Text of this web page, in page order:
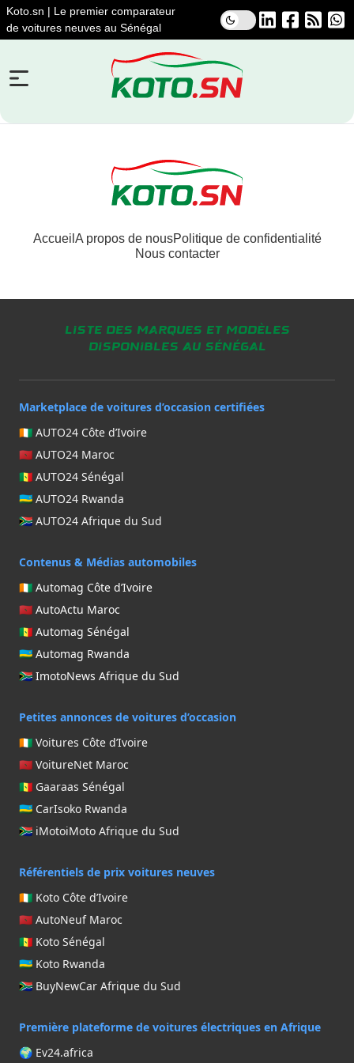
Koto.sn | Le premier comparateur
de voitures neuves au Sénégal
Accueil A propos de nousPolitique de confidentialité
Nous contacter
Liste des marques et modèles
disponibles au Sénégal
Marketplace de voitures d’occasion certifiées
🇨🇮 AUTO24 Côte d’Ivoire
🇲🇦 AUTO24 Maroc
🇸🇳 AUTO24 Sénégal
🇷🇼 AUTO24 Rwanda
🇿🇦 AUTO24 Afrique du Sud
Contenus & Médias automobiles
🇨🇮 Automag Côte d’Ivoire
🇲🇦 AutoActu Maroc
🇸🇳 Automag Sénégal
🇷🇼 Automag Rwanda
🇿🇦 ImotoNews Afrique du Sud
Petites annonces de voitures d’occasion
🇨🇮 Voitures Côte d’Ivoire
🇲🇦 VoitureNet Maroc
🇸🇳 Gaaraas Sénégal
🇷🇼 CarIsoko Rwanda
🇿🇦 iMotoiMoto Afrique du Sud
Référentiels de prix voitures neuves
🇨🇮 Koto Côte d’Ivoire
🇲🇦 AutoNeuf Maroc
🇸🇳 Koto Sénégal
🇷🇼 Koto Rwanda
🇿🇦 BuyNewCar Afrique du Sud
Première plateforme de voitures électriques en Afrique
🌍 Ev24.africa